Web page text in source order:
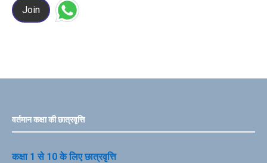
Join
वर्तमान कक्षा की छात्रवृत्ति
कक्षा 1 से 10 के लिए छात्रवृत्ति